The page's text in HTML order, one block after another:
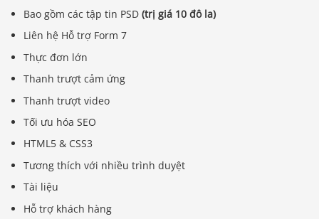
Bao gồm các tập tin PSD(trị giá 10 đô la)
Liên hệ Hỗ trợ Form 7
Thực đơn lớn
Thanh trượt cảm ứng
Thanh trượt video
Tối ưu hóa SEO
HTML5 & CSS3
Tương thích với nhiều trình duyệt
Tài liệu
Hỗ trợ khách hàng